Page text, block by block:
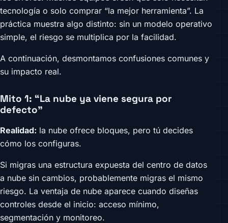
tecnología o solo comprar “la mejor herramienta”. La
práctica muestra algo distinto: sin un modelo operativo
simple, el riesgo se multiplica por la facilidad.
A continuación, desmontamos confusiones comunes y
su impacto real.
Mito 1: “La nube ya viene segura por
defecto”
Realidad: la nube ofrece bloques, pero tú decides
cómo los configuras.
Si migras una estructura expuesta del centro de datos
a nube sin cambios, probablemente migras el mismo
riesgo. La ventaja de nube aparece cuando diseñas
controles desde el inicio: acceso mínimo,
segmentación y monitoreo.